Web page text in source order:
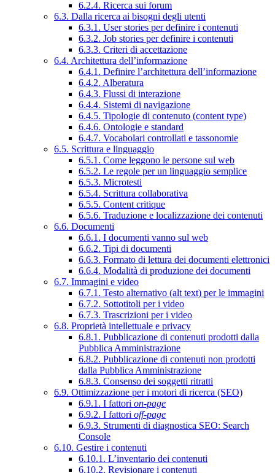
6.2.4. Ricerca sui forum
6.3. Dalla ricerca ai bisogni degli utenti
6.3.1. User stories per definire i contenuti
6.3.2. Job stories per definire i contenuti
6.3.3. Criteri di accettazione
6.4. Architettura dell’informazione
6.4.1. Definire l’architettura dell’informazione
6.4.2. Alberatura
6.4.3. Flussi di interazione
6.4.4. Sistemi di navigazione
6.4.5. Tipologie di contenuto (content type)
6.4.6. Ontologie e standard
6.4.7. Vocabolari controllati e tassonomie
6.5. Scrittura e linguaggio
6.5.1. Come leggono le persone sul web
6.5.2. Le regole per un linguaggio semplice
6.5.3. Microtesti
6.5.4. Scrittura collaborativa
6.5.5. Content critique
6.5.6. Traduzione e localizzazione dei contenuti
6.6. Documenti
6.6.1. I documenti vanno sul web
6.6.2. Tipi di documenti
6.6.3. Formato di lettura dei documenti elettronici
6.6.4. Modalità di produzione dei documenti
6.7. Immagini e video
6.7.1. Testo alternativo (alt text) per le immagini
6.7.2. Sottotitoli per i video
6.7.3. Trascrizioni per i video
6.8. Proprietà intellettuale e privacy
6.8.1. Pubblicazione di contenuti prodotti dalla
Pubblica Amministrazione
6.8.2. Pubblicazione di contenuti non prodotti
dalla Pubblica Amministrazione
6.8.3. Consenso dei soggetti ritratti
6.9. Ottimizzazione per i motori di ricerca (SEO)
6.9.1. I fattori on-page
6.9.2. I fattori off-page
6.9.3. Strumenti di diagnostica SEO: Search
Console
6.10. Gestire i contenuti
6.10.1. L’inventario dei contenuti
6.10.2. Revisionare i contenuti